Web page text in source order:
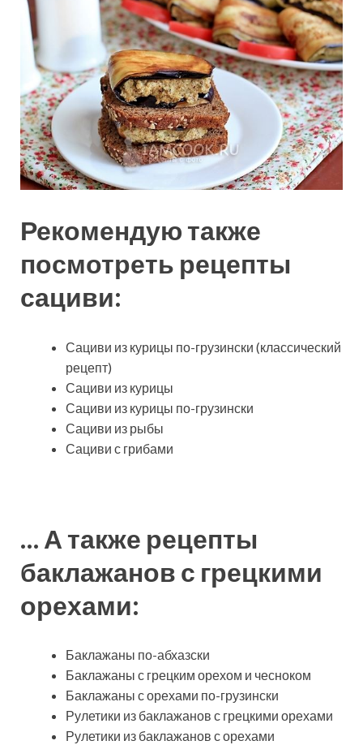
Рекомендую также
посмотреть рецепты
сациви:
Сациви из курицы по-грузински (классический
рецепт)
Сациви из курицы
Сациви из курицы по-грузински
Сациви из рыбы
Сациви с грибами
… А также рецепты
баклажанов с грецкими
орехами:
Баклажаны по-абхазски
Баклажаны с грецким орехом и чесноком
Баклажаны с орехами по-грузински
Рулетики из баклажанов с грецкими орехами
Рулетики из баклажанов с орехами